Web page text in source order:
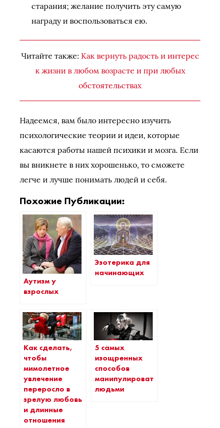
старания; желание получить эту самую
награду и воспользоваться ею.
Читайте также: Как вернуть радость и интерес
к жизни в любом возрасте и при любых
обстоятельствах
Надеемся, вам было интересно изучить
психологические теории и идеи, которые
касаются работы нашей психики и мозга. Если
вы вникнете в них хорошенько, то сможете
легче и лучше понимать людей и себя.
Похожие Публикации:
Аутизм у
взрослых
Эзотерика для
начинающих
Как сделать,
чтобы
мимолетное
увлечение
переросло в
зрелую любовь
и длинные
отношения
5 самых
изощренных
способов
манипулировать
людьми